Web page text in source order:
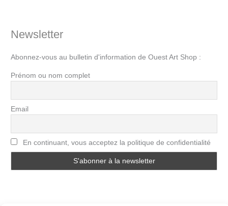
Newsletter
Abonnez-vous au bulletin d'information de Ouest Art Shop :
Prénom ou nom complet
Email
En continuant, vous acceptez la politique de confidentialité